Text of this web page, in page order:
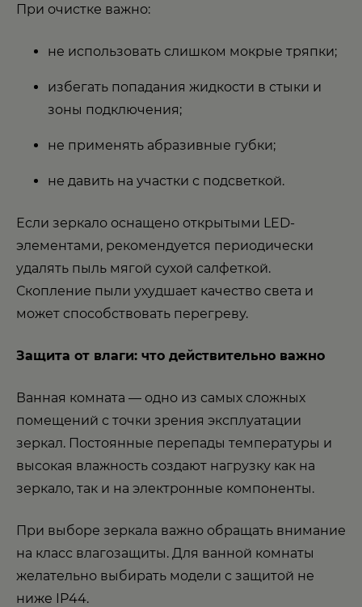
При очистке важно:
не использовать слишком мокрые тряпки;
избегать попадания жидкости в стыки и
зоны подключения;
не применять абразивные губки;
не давить на участки с подсветкой.
Если зеркало оснащено открытыми LED-
элементами, рекомендуется периодически
удалять пыль мягой сухой салфеткой.
Скопление пыли ухудшает качество света и
может способствовать перегреву.
Защита от влаги: что действительно важно
Ванная комната — одно из самых сложных
помещений с точки зрения эксплуатации
зеркал. Постоянные перепады температуры и
высокая влажность создают нагрузку как на
зеркало, так и на электронные компоненты.
При выборе зеркала важно обращать внимание
на класс влагозащиты. Для ванной комнаты
желательно выбирать модели с защитой не
ниже IP44.